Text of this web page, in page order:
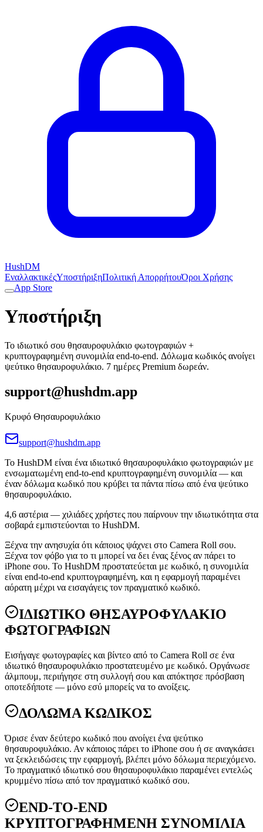
HushDM
ΕναλλακτικέςΥποστήριξηΠολιτική ΑπορρήτουΌροι Χρήσης
App Store
Υποστήριξη
Το ιδιωτικό σου θησαυροφυλάκιο φωτογραφιών +
κρυπτογραφημένη συνομιλία end-to-end. Δόλωμα κωδικός ανοίγει
ψεύτικο θησαυροφυλάκιο. 7 ημέρες Premium δωρεάν.
support@hushdm.app
Κρυφό Θησαυροφυλάκιο
support@hushdm.app
Το HushDM είναι ένα ιδιωτικό θησαυροφυλάκιο φωτογραφιών με
ενσωματωμένη end-to-end κρυπτογραφημένη συνομιλία — και
έναν δόλωμα κωδικό που κρύβει τα πάντα πίσω από ένα ψεύτικο
θησαυροφυλάκιο.
4,6 αστέρια — χιλιάδες χρήστες που παίρνουν την ιδιωτικότητα στα
σοβαρά εμπιστεύονται το HushDM.
Ξέχνα την ανησυχία ότι κάποιος ψάχνει στο Camera Roll σου.
Ξέχνα τον φόβο για το τι μπορεί να δει ένας ξένος αν πάρει το
iPhone σου. Το HushDM προστατεύεται με κωδικό, η συνομιλία
είναι end-to-end κρυπτογραφημένη, και η εφαρμογή παραμένει
αόρατη μέχρι να εισαγάγεις τον πραγματικό κωδικό.
ΙΔΙΩΤΙΚΟ ΘΗΣΑΥΡΟΦΥΛΑΚΙΟ
ΦΩΤΟΓΡΑΦΙΩΝ
Εισήγαγε φωτογραφίες και βίντεο από το Camera Roll σε ένα
ιδιωτικό θησαυροφυλάκιο προστατευμένο με κωδικό. Οργάνωσε
άλμπουμ, περιήγησε στη συλλογή σου και απόκτησε πρόσβαση
οποτεδήποτε — μόνο εσύ μπορείς να το ανοίξεις.
ΔΟΛΩΜΑ ΚΩΔΙΚΟΣ
Όρισε έναν δεύτερο κωδικό που ανοίγει ένα ψεύτικο
θησαυροφυλάκιο. Αν κάποιος πάρει το iPhone σου ή σε αναγκάσει
να ξεκλειδώσεις την εφαρμογή, βλέπει μόνο δόλωμα περιεχόμενο.
Το πραγματικό ιδιωτικό σου θησαυροφυλάκιο παραμένει εντελώς
κρυμμένο πίσω από τον πραγματικό κωδικό σου.
END-TO-END
ΚΡΥΠΤΟΓΡΑΦΗΜΕΝΗ ΣΥΝΟΜΙΛΙΑ